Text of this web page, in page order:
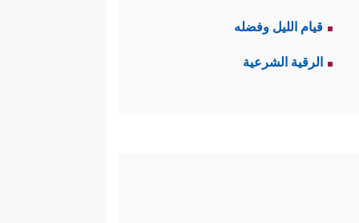
قيام الليل وفضله
الرقية الشرعية